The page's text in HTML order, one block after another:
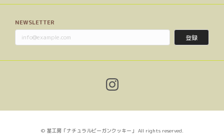
NEWSLETTER
登録
© 茎工房「ナチュラルビーガンクッキー」 All rights reserved.